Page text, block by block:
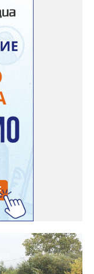
проверки
ответственными
будут приняты